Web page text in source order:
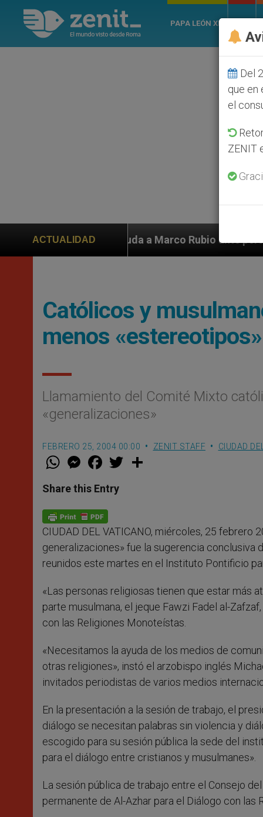
PAPA LEÓN XIV
ACTUALIDAD
ayuda a Marco Rubio ante persecución de
Católicos y
menos «estereotipos»
Llamamiento del Comité Mixto
«generalizaciones»
FEBRERO 25, 2004 00:00 ZENIT STAFF CIUDAD
W
t
s
p
p
M
e
s
e
g
e
r
F
a
e
b
o
k
w
Share this Entry
CIUDAD DEL VATICANO, miércoles, 25 febrero
generalizaciones» fue la sugerencia conclusiva
reunidos este martes en el Instituto Pontificio
«Las personas religiosas tienen que estar más
parte musulmana, el jeque Fawzi Fadel al-
con las Religiones Monoteístas.
«Necesitamos la ayuda de los medios de
otras religiones», instó el arzobispo inglés
invitados periodistas de varios medios
En la presentación a la sesión de trabajo, el
diálogo se necesitan palabras sin violencia y
escogido para su sesión pública la sede del
para el diálogo entre cristianos y musulmanes».
La sesión pública de trabajo entre el Consejo
permanente de Al-Azhar para el Diálogo con
Del
que en
el
ZENIT